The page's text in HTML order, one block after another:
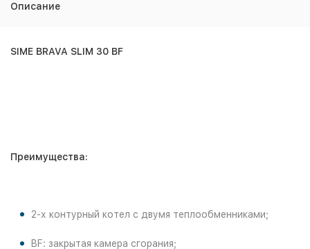
Описание
SIME BRAVA SLIM 30 BF
Преимущества:
2-х контурный котел с двумя теплообменниками;
BF: закрытая камера сгорания;